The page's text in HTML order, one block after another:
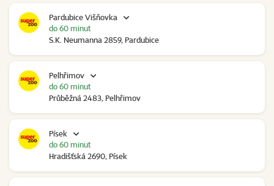
Pardubice Višňovka
S.K. Neumanna 2859, Pardubice
do 60 minut
Pelhřimov
Průběžná 2483, Pelhřimov
do 60 minut
Písek
Hradišťská 2690, Písek
do 60 minut